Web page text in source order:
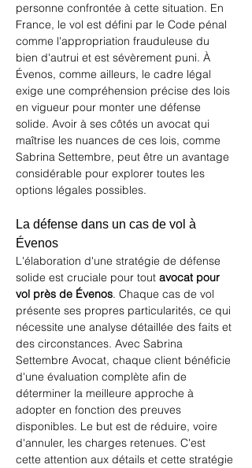
personne confrontée à cette situation. En
France, le vol est défini par le Code pénal
comme l'appropriation frauduleuse du
bien d'autrui et est sévèrement puni. À
Évenos, comme ailleurs, le cadre légal
exige une compréhension précise des lois
en vigueur pour monter une défense
solide. Avoir à ses côtés un avocat qui
maîtrise les nuances de ces lois, comme
Sabrina Settembre, peut être un avantage
considérable pour explorer toutes les
options légales possibles.
La défense dans un cas de vol à
Évenos
L'élaboration d'une stratégie de défense
solide est cruciale pour tout avocat pour
vol près de Évenos. Chaque cas de vol
présente ses propres particularités, ce qui
nécessite une analyse détaillée des faits et
des circonstances. Avec Sabrina
Settembre Avocat, chaque client bénéficie
d'une évaluation complète afin de
déterminer la meilleure approche à
adopter en fonction des preuves
disponibles. Le but est de réduire, voire
d'annuler, les charges retenues. C'est
cette attention aux détails et cette stratégie